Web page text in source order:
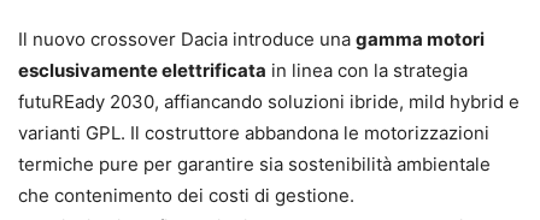
Il nuovo crossover Dacia introduce una gamma motori
esclusivamente elettrificata in linea con la strategia
futuREady 2030, affiancando soluzioni ibride, mild hybrid e
varianti GPL. Il costruttore abbandona le motorizzazioni
termiche pure per garantire sia sostenibilità ambientale
che contenimento dei costi di gestione.